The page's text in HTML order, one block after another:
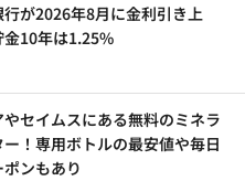
が2026年8月に金利引き上
金10年は1.25%
セイムスにある無料のミネラ
！専用ボトルの最安値や毎日
ンもあり